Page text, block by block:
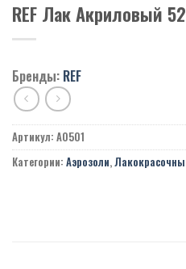
REF Лак Акриловый
Бренды: REF
Артикул: A0501
Категории: Аэрозоли,